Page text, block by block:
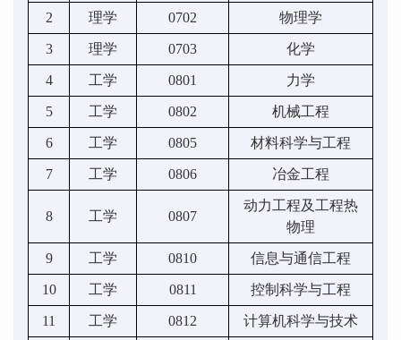
2 理学 0702 物理学
3 理学 0703 化学
4 工学 0801 力学
5 工学 0802 机械工程
6 工学 0805 材料科学与工程
7 工学 0806 冶金工程
8 工学 0807
动力工程及工程热
物理
9 工学 0810 信息与通信工程
10 工学 0811 控制科学与工程
11 工学 0812 计算机科学与技术